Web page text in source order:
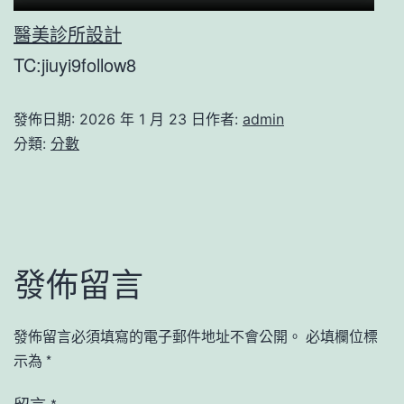
醫美診所設計
TC:jiuyi9follow8
發佈日期: 2026 年 1 月 23 日作者: admin
分類: 分數
發佈留言
發佈留言必須填寫的電子郵件地址不會公開。 必填欄位標
示為 *